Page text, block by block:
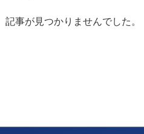
記事が見つかりませんでした。